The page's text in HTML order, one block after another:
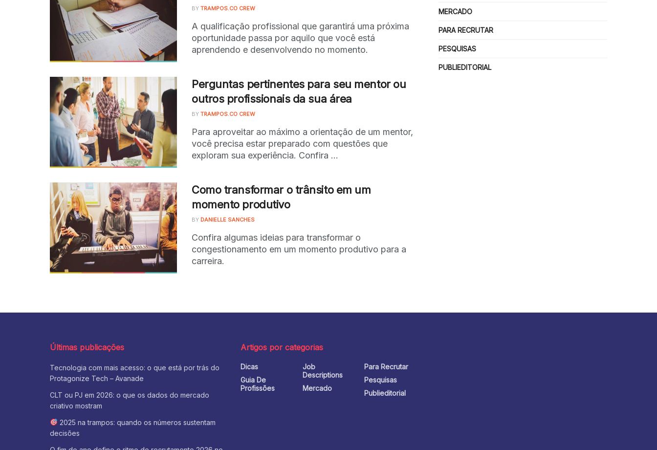
BY TRAMPOS.CO CREW
A qualificação profissional que garantirá uma próxima
oportunidade passa por aquilo que você está
aprendendo e desenvolvendo no momento.
Perguntas pertinentes para seu mentor ou
outros profissionais da sua área
BY TRAMPOS.CO CREW
Para aproveitar ao máximo a orientação de um mentor,
você precisa estar preparado com questões que
exploram sua experiência. Confira ...
Como transformar o trânsito em um
momento produtivo
BY DANIELLE SANCHES
Confira algumas ideias para transformar o
congestionamento em um momento produtivo para a
carreira.
MERCADO
PARA RECRUTAR
PESQUISAS
PUBLIEDITORIAL
Últimas publicações
Tecnologia com mais acesso: o que está por trás do
Protagonize Tech – Avanade
CLT ou PJ em 2026: o que os dados do mercado
criativo mostram
2025 na trampos: quando os números sustentam
decisões
Artigos por categorias
Dicas
Guia De
Profissões
Job
Descriptions
Mercado
Para Recrutar
Pesquisas
Publieditorial